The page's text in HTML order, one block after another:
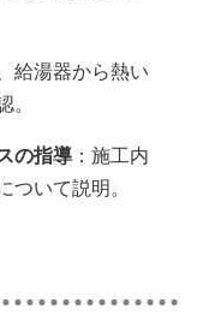
給湯器から熱い
。
の指導 ：施工内
ついて説明。